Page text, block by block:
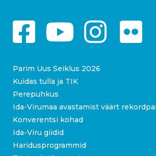
Parim Uus Seiklus 2026
Kuidas tulla ja TIK
Perepuhkus
Ida-Virumaa avastamist väärt
Konverentsi kohad
Ida-Viru giidid
Haridusprogrammid